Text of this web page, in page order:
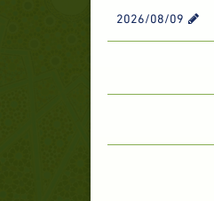
2026/08/09